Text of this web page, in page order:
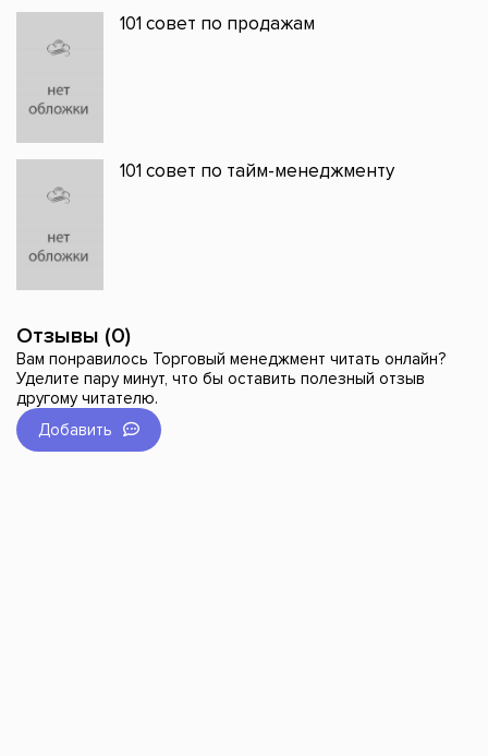
101 совет по продажам
101 совет по тайм-менеджменту
Отзывы (0)
Вам понравилось Торговый менеджмент читать онлайн?
Уделите пару минут, что бы оставить полезный отзыв
другому читателю.
Добавить